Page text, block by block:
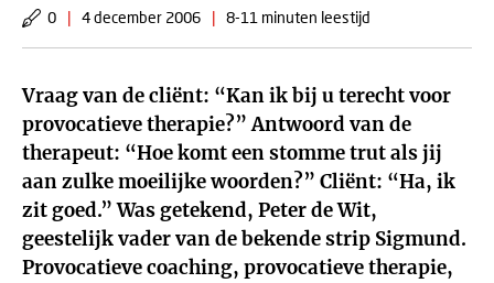
0 | 4 december 2006 | 8-11 minuten leestijd
Vraag van de cliënt: “Kan ik bij u terecht voor
provocatieve therapie?” Antwoord van de
therapeut: “Hoe komt een stomme trut als jij
aan zulke moeilijke woorden?” Cliënt: “Ha, ik
zit goed.” Was getekend, Peter de Wit,
geestelijk vader van de bekende strip Sigmund.
Provocatieve coaching, provocatieve therapie,